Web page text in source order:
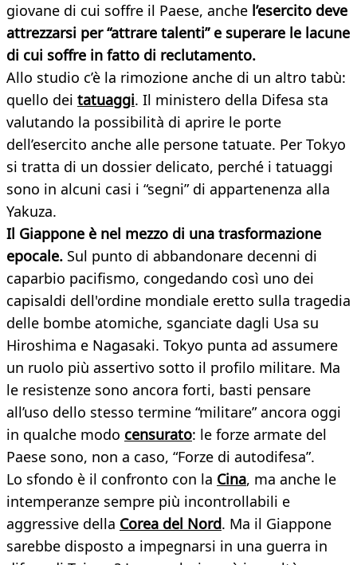
giovane di cui soffre il Paese, anche l’esercito deve
attrezzarsi per “attrare talenti” e superare le lacune
di cui soffre in fatto di reclutamento.
Allo studio c’è la rimozione anche di un altro tabù:
quello dei tatuaggi. Il ministero della Difesa sta
valutando la possibilità di aprire le porte
dell’esercito anche alle persone tatuate. Per Tokyo
si tratta di un dossier delicato, perché i tatuaggi
sono in alcuni casi i “segni” di appartenenza alla
Yakuza.
Il Giappone è nel mezzo di una trasformazione
epocale. Sul punto di abbandonare decenni di
caparbio pacifismo, congedando così uno dei
capisaldi dell'ordine mondiale eretto sulla tragedia
delle bombe atomiche, sganciate dagli Usa su
Hiroshima e Nagasaki. Tokyo punta ad assumere
un ruolo più assertivo sotto il profilo militare. Ma
le resistenze sono ancora forti, basti pensare
all’uso dello stesso termine “militare” ancora oggi
in qualche modo censurato: le forze armate del
Paese sono, non a caso, “Forze di autodifesa”.
Lo sfondo è il confronto con la Cina, ma anche le
intemperanze sempre più incontrollabili e
aggressive della Corea del Nord. Ma il Giappone
sarebbe disposto a impegnarsi in una guerra in